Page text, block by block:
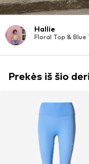
Hallie
Floral Top &
Prekės iš šio